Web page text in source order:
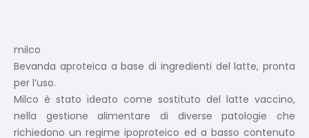
milco
Bevanda aproteica a base di ingredienti del latte, pronta
per l’uso.
Milco è stato ideato come sostituto del latte vaccino,
nella gestione alimentare di diverse patologie che
richiedono un regime ipoproteico ed a basso contenuto